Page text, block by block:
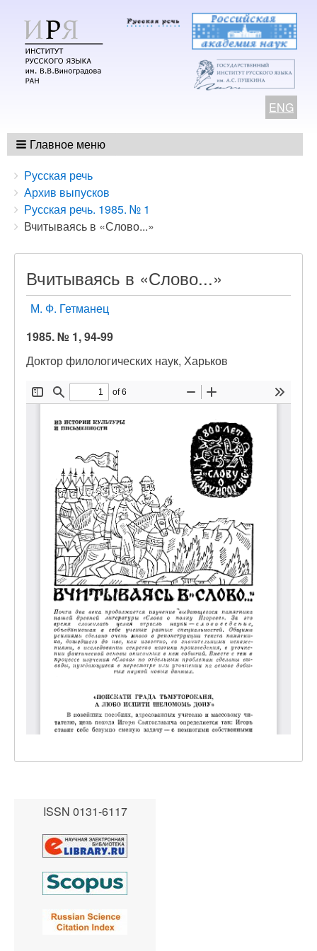
ENG
Главное меню
Breadcrumbs
You
are
here:
Русская речь
Архив выпусков
Русская речь. 1985. № 1
Вчитываясь в «Слово...»
Вчитываясь в «Слово...»
М. Ф. Гетманец
1985. № 1, 94-99
Доктор филологических наук, Харьков
ISSN 0131-6117